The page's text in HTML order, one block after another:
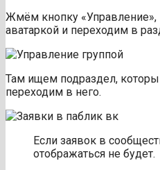
Жмём кнопку «Управление»,
аватаркой и переходим в
Там ищем подраздел,
переходим в него.
Если заявок в
отображаться не будет.